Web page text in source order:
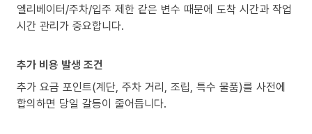
엘리베이터/주차/입주 제한 같은 변수 때문에 도착 시간과 작업
시간 관리가 중요합니다.
추가 비용 발생 조건
추가 요금 포인트(계단, 주차 거리, 조립, 특수 물품)를 사전에
합의하면 당일 갈등이 줄어듭니다.